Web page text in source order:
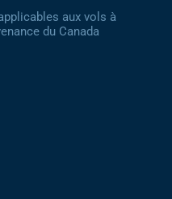
aux vols à
du Canada